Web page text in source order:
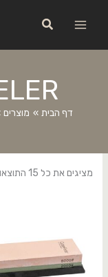
חיפוש
דף הבית מוצרים
מציגים את כל ⁦15⁩ התוצאות